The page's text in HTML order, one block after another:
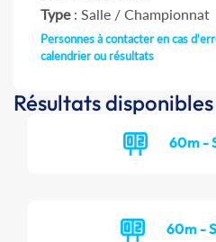
Type: Salle / Championnat
Personnes à contacter en cas
calendrier ou résultats
Résultats disponibles
60m -
60m -